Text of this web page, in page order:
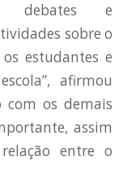
debates e
sobre o
estudantes e
afirmou
com os demais
assim
entre o